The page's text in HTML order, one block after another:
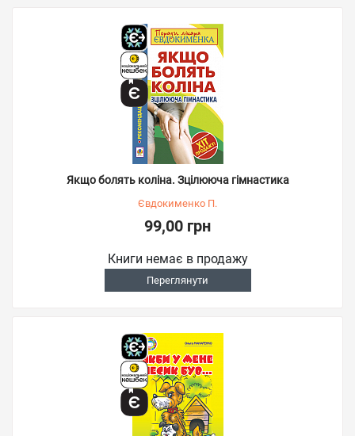
Якщо болять коліна. Зцілююча гімнастика
Євдокименко П.
99,00 грн
Книги немає в продажу
Переглянути